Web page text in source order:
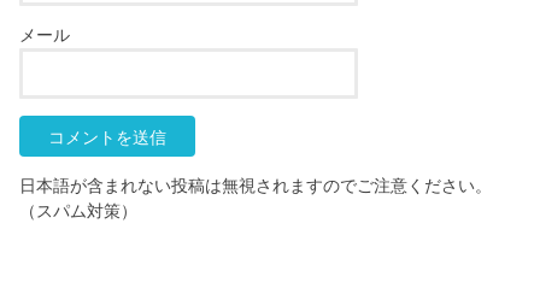
メール
日本語が含まれない投稿は無視されますのでご注意ください。
（スパム対策）